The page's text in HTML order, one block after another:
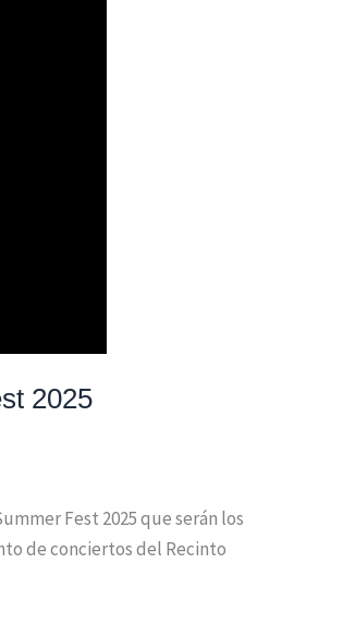
2025
Fest 2025 que serán los
de conciertos del Recinto